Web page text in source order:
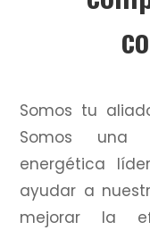
Somos tu
Somos una
energética
ayudar a
mejorar la